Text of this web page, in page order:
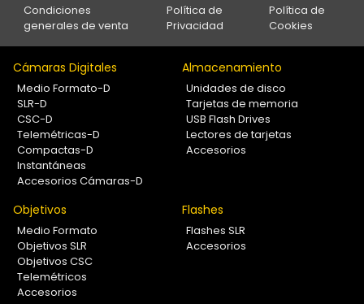
Condiciones
generales de venta
Política de
Privacidad
Política de
Cookies
Cámaras Digitales
Medio Formato-D
SLR-D
CSC-D
Telemétricas-D
Compactas-D
Instantáneas
Accesorios Cámaras-D
Almacenamiento
Unidades de disco
Tarjetas de memoria
USB Flash Drives
Lectores de tarjetas
Accesorios
Objetivos
Medio Formato
Objetivos SLR
Objetivos CSC
Telemétricos
Accesorios
Flashes
Flashes SLR
Accesorios